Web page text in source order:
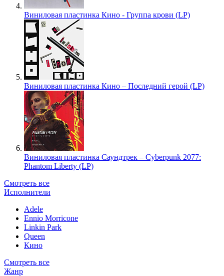
Виниловая пластинка Кино - Группа крови (LP)
Виниловая пластинка Кино – Последний герой (LP)
Виниловая пластинка Саундтрек – Cyberpunk 2077:
Phantom Liberty (LP)
Смотреть все
Исполнители
Adele
Ennio Morricone
Linkin Park
Queen
Кино
Смотреть все
Жанр